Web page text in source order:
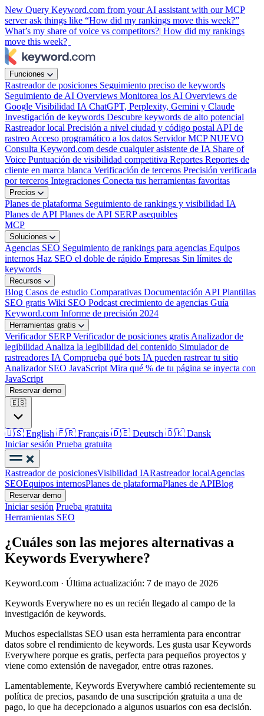
New Query Keyword.com from your AI assistant with our MCP
server ask things like “How did my rankings move this week?”
What’s my share of voice vs competitors?| How did my rankings
move this week?
Funciones
Rastreador de posiciones Seguimiento preciso de keywords
Seguimiento de AI Overviews Monitorea los AI Overviews de
Google Visibilidad IA ChatGPT, Perplexity, Gemini y Claude
Investigación de keywords Descubre keywords de alto potencial
Rastreador local Precisión a nivel ciudad y código postal API de
rastreo Acceso programático a los datos Servidor MCPNUEVO
Consulta Keyword.com desde cualquier asistente de IA Share of
Voice Puntuación de visibilidad competitiva Reportes Reportes de
cliente en marca blanca Verificación de terceros Precisión verificada
por terceros Integraciones Conecta tus herramientas favoritas
Precios
Planes de plataforma Seguimiento de rankings y visibilidad IA
Planes de API Planes de API SERP asequibles
MCP
Soluciones
Agencias SEO Seguimiento de rankings para agencias Equipos
internos Haz SEO el doble de rápido Empresas Sin límites de
keywords
Recursos
Blog Casos de estudio Comparativas Documentación API Plantillas
SEO gratis Wiki SEO Podcast crecimiento de agencias Guía
Keyword.com Informe de precisión 2024
Herramientas gratis
Verificador SERPVerificador de posiciones gratis Analizador de
legibilidad Analiza la legibilidad del contenido Simulador de
rastreadores IA Comprueba qué bots IA pueden rastrear tu sitio
Analizador SEO JavaScript Mira qué % de tu página se inyecta con
JavaScript
Reservar demo
🇪🇸
🇺🇸 English 🇫🇷 Français 🇩🇪 Deutsch 🇩🇰 Dansk
Iniciar sesión Prueba gratuita
Rastreador de posicionesVisibilidad IARastreador localAgencias
SEOEquipos internosPlanes de plataformaPlanes de APIBlog
Reservar demo
Iniciar sesión Prueba gratuita
Herramientas SEO
¿Cuáles son las mejores alternativas a
Keywords Everywhere?
Keyword.com · Última actualización: 7 de mayo de 2026
Keywords Everywhere no es un recién llegado al campo de la
investigación de keywords.
Muchos especialistas SEO usan esta herramienta para encontrar
datos sobre el rendimiento de keywords. Les gusta usar Keywords
Everywhere porque es gratis, perfecta para pequeños proyectos y
viene como extensión de navegador, entre otras razones.
Lamentablemente, Keywords Everywhere cambió recientemente su
política de precios, pasando de una suscripción gratuita a una de
pago, lo que ha decepcionado a algunos usuarios con esa decisión.